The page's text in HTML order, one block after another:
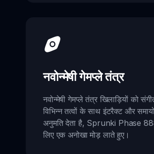
नवोन्मेषी गेमप्ले तंत्र
नवोन्मेषी गेमप्ले तंत्र खिलाड़ियों को
विभिन्न तत्वों के साथ इंटरैक्ट और
अनुमति देता है, Sprunki Phase
लिए एक अनोखा मोड़ लाते हुए।